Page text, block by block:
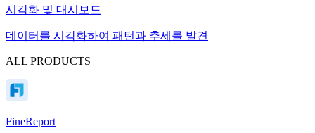
시각화 및 대시보드
데이터를 시각화하여 패턴과 추세를 발견
ALL PRODUCTS
FineReport